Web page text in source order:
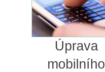
Úprava
mobilního